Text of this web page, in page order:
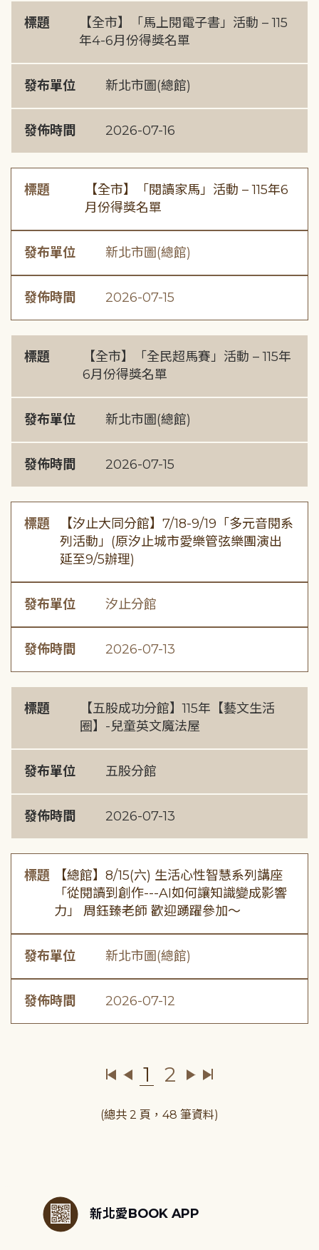
標題
【全市】「馬上閱電子書」活動 – 115
年4-6月份得獎名單
發布單位 新北市圖(總館)
發佈時間 2026-07-16
標題
【全市】「閱讀家馬」活動 – 115年6
月份得獎名單
發布單位 新北市圖(總館)
發佈時間 2026-07-15
標題
【全市】「全民超馬賽」活動 – 115年
6月份得獎名單
發布單位 新北市圖(總館)
發佈時間 2026-07-15
標題
【汐止大同分館】7/18-9/19「多元音閱系
列活動」(原汐止城市愛樂管弦樂團演出
延至9/5辦理)
發布單位 汐止分館
發佈時間 2026-07-13
標題
【五股成功分館】115年【藝文生活
圈】-兒童英文魔法屋
發布單位 五股分館
發佈時間 2026-07-13
標題
【總館】8/15(六) 生活心性智慧系列講座
「從閱讀到創作---AI如何讓知識變成影響
力」 周鈺臻老師 歡迎踴躍參加～
發布單位 新北市圖(總館)
發佈時間 2026-07-12
1 2
(總共 2 頁，48 筆資料)
新北愛BOOK APP